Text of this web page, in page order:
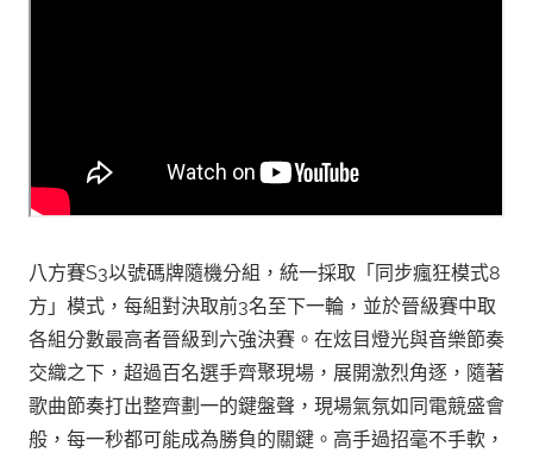
八方賽S3以號碼牌隨機分組，統一採取「同步瘋狂模式8
方」模式，每組對決取前3名至下一輪，並於晉級賽中取
各組分數最高者晉級到六強決賽。在炫目燈光與音樂節奏
交織之下，超過百名選手齊聚現場，展開激烈角逐，隨著
歌曲節奏打出整齊劃一的鍵盤聲，現場氣氛如同電競盛會
般，每一秒都可能成為勝負的關鍵。高手過招毫不手軟，